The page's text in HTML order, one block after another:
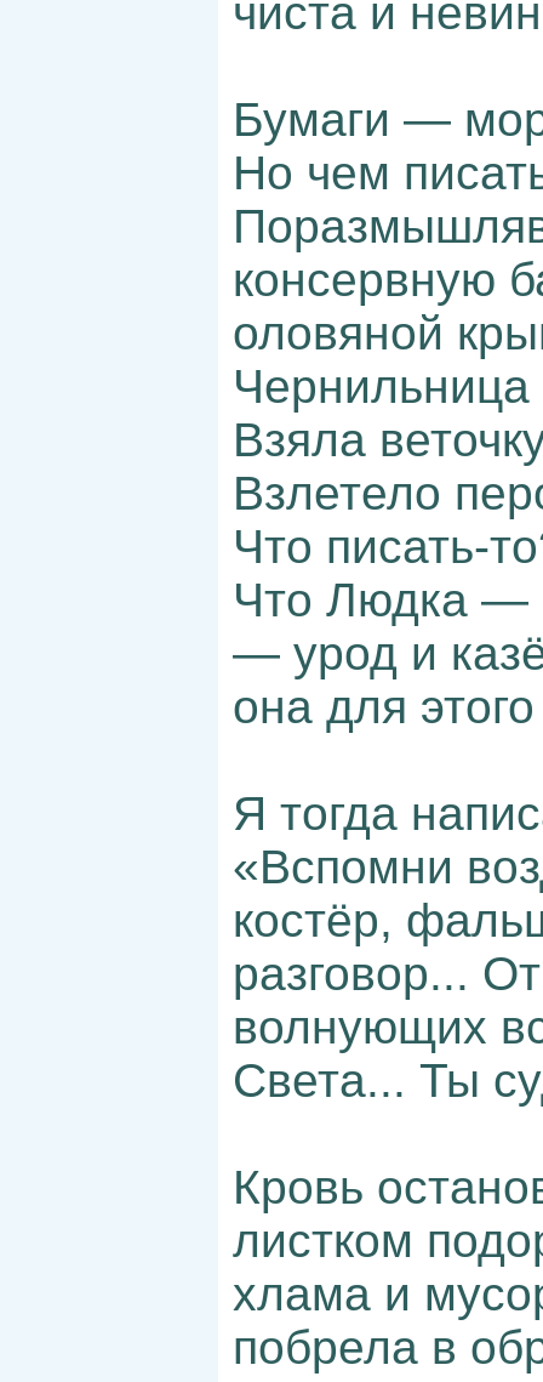
чиста и
Бумаги —
Но чем
консервную
оловяной
Взяла
Взлетело
Что писать-
Что Людка —
— урод и
она для
Я тогда
«Вспомни
костёр,
разговор...
волнующих
Света... Ты
Кровь
листком
хлама и
побрела в